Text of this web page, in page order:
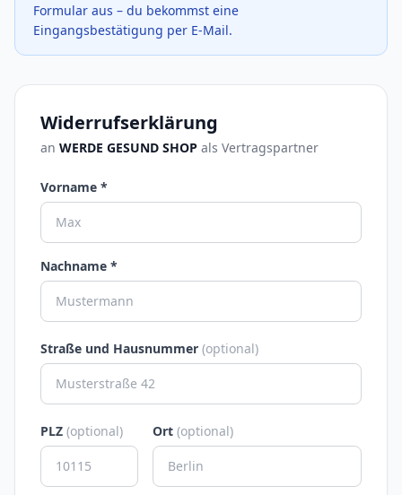
Formular aus – du bekommst eine
Eingangsbestätigung per E-Mail.
Widerrufserklärung
an WERDE GESUND SHOP als Vertragspartner
Vorname *
Nachname *
Straße und Hausnummer (optional)
PLZ (optional) Ort (optional)